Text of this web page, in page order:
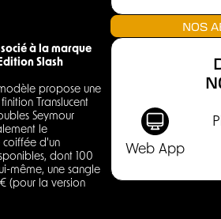
à la marque
Slash
propose une
Translucent
Seymour
le
d'un
dont 100
même, une sangle
(pour la version
NOS
Web App